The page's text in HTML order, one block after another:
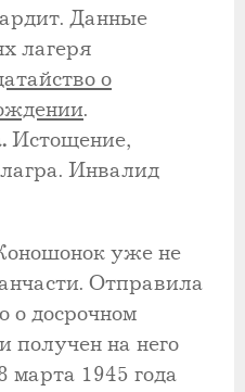
Данные
лагеря
о
.
Истощение,
Инвалид
уже не
Отправила
о досрочном
получен на него
марта 1945 года